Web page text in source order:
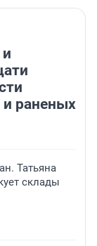
раненых
Татьяна
склады